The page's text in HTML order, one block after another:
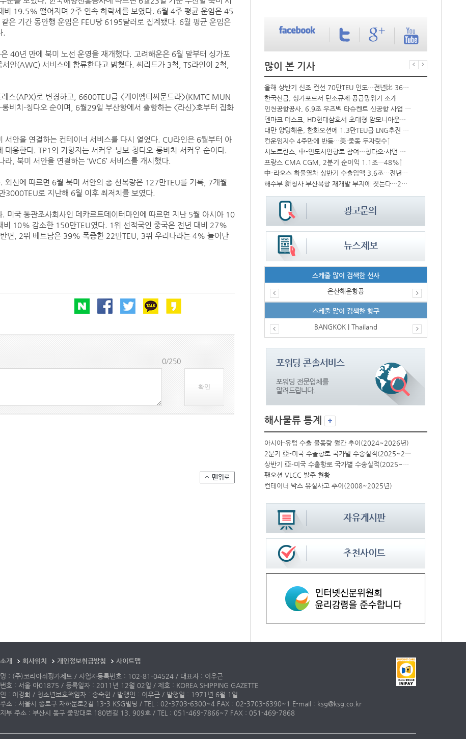
19.5% 떨어지며 2주 연속 하락세를 보였다. 6월 4주 평균 운임은 45
기간 동안행 운임은 FEU당 6195달러로 집계됐다. 6월 평균 운임은
40년 만에 북미 노선 운영을 재개했다. 고려해운은 6월 말부터 싱가포
안(AWC) 서비스에 합류한다고 밝혔다. 씨리드가 3척, TS라인이 2척,
레스(APX)로 변경하고, 6600TEU급 <케이엠티씨문드라>(KMTC MUN
비치-칭다오 순이며, 6월29일 부산항에서 출항하는 <라신>호부터 집화
안을 연결하는 컨테이너 서비스를 다시 열었다. CU라인은 6월부터 아
대응한다. TP1의 기항지는 서커우-닝보-칭다오-롱비치-서커우 순이다.
, 북미 서안을 연결하는 ‘WC6’ 서비스를 개시했다.
외신에 따르면 6월 북미 서안의 총 선복량은 127만TEU를 기록, 7개월
3000TEU로 지난해 6월 이후 최저치를 보였다.
미국 통관조사회사인 데카르트데이터마인에 따르면 지난 5월 아시아 10
비 10% 감소한 150만TEU였다. 1위 선적국인 중국은 전년 대비 27%
면, 2위 베트남은 39% 폭증한 22만TEU, 3위 우리나라는 4% 늘어난
0/250
확인
많이 본 기사
‘韓中 웃고 日 울고’ 상반기 선박수주량 희비교차
BDI 2936포인트…벌크선 시장, 全 선형서 동반 상승
울산항만공사, 중소기업 ESG 지원사업 참여기업 모집
올해 상반기 신조 컨선 70만TEU 인도…전년比 36% 감소
한국선급, 싱가포르서 탄소규제·공급망위기 소개
인천공항공사, 6.9조 우즈벡 타슈켄트 신공항 사업 참여
덴마크 머스크, HD현대삼호서 초대형 암모니아운반선 인도받아
대만 양밍해운, 한화오션에 1.3만TEU급 LNG추진 컨선 6척 발주
컨운임지수 4주만에 반등…美·중동 두자릿수↑
시노트란스, 中-인도서안항로 참여…칭다오·샤먼 직항
프랑스 CMA CGM, 2분기 순이익 1.1조…48%↑
中-라오스 화물열차 상반기 수출입액 3.6조…전년比 34%↑
해수부 新청사 부산북항 재개발 부지에 짓는다…2030년 완공
스케줄 많이 검색한 선사
(주)맥스피드 은산해운항공
스케줄 많이 검색한 항구
BANGKOK | Thailand
해사물류 통계
컨테이너 박스 유실사고 추이(2008~2025년)
아시아-유럽 수출 물동량 월간 추이(2024~2026년)
2분기 亞-미국 수출항로 국가별 수송실적(2025~2026년)
상반기 亞-미국 수출항로 국가별 수송실적(2025~2026년)
팬오션 VLCC 발주 현황
컨테이너 박스 유실사고 추이(2008~2025년)
개 회사위치 개인정보취급방침
사이트맵
: (주)코리아쉬핑가제트 / 사업자등록번호 : 102-81-04524 / 대표자 : 이우근
호 : 서울 아01875 / 등록일자 : 2011년 12월 02일 / 제호 : KOREA SHIPPING GAZETTE
: 이경희 / 청소년보호책임자 : 송숙현 / 발행인 : 이우근 / 발행일 : 1971년 6월 1일
소 : 서울시 종로구 자하문로2길 13-3 KSG빌딩 / TEL : 02-3703-6300~4 FAX : 02-3703-6390~1 E-mail : ksg@ksg.co.kr
부 주소 : 부산시 동구 중앙대로 180번길 13, 909호 / TEL : 051-469-7866~7 FAX : 051-469-7868